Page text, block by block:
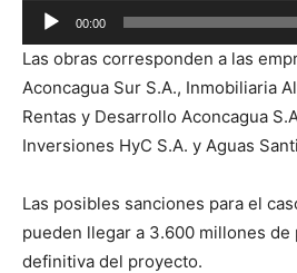
Reproductor
de
audio
00:00
Las obras corresponden a las
Aconcagua Sur S.A., Inmobiliaria
Rentas y Desarrollo Aconcagua
Inversiones HyC S.A. y Aguas
Las posibles sanciones para el
pueden llegar a 3.600 millones de
definitiva del proyecto.